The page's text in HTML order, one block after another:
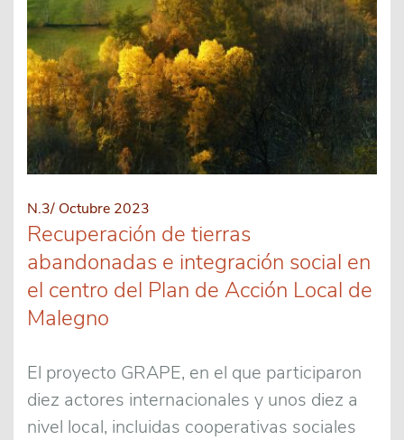
N.3/ Octubre 2023
Recuperación de tierras
abandonadas e integración social en
el centro del Plan de Acción Local de
Malegno
El proyecto GRAPE, en el que participaron
diez actores internacionales y unos diez a
nivel local, incluidas cooperativas sociales